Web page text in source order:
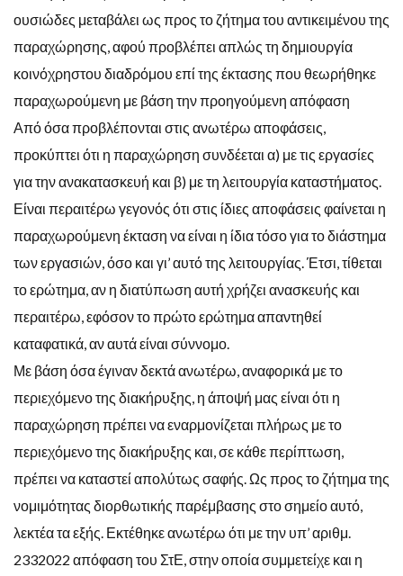
ουσιώδες μεταβάλει ως προς το ζήτημα του αντικειμένου της
παραχώρησης, αφού προβλέπει απλώς τη δημιουργία
κοινόχρηστου διαδρόμου επί της έκτασης που θεωρήθηκε
παραχωρούμενη με βάση την προηγούμενη απόφαση
Από όσα προβλέπονται στις ανωτέρω αποφάσεις,
προκύπτει ότι η παραχώρηση συνδέεται α) με τις εργασίες
για την ανακατασκευή και β) με τη λειτουργία καταστήματος.
Είναι περαιτέρω γεγονός ότι στις ίδιες αποφάσεις φαίνεται η
παραχωρούμενη έκταση να είναι η ίδια τόσο για το διάστημα
των εργασιών, όσο και γι’ αυτό της λειτουργίας. Έτσι, τίθεται
το ερώτημα, αν η διατύπωση αυτή χρήζει ανασκευής και
περαιτέρω, εφόσον το πρώτο ερώτημα απαντηθεί
καταφατικά, αν αυτά είναι σύννομο.
Με βάση όσα έγιναν δεκτά ανωτέρω, αναφορικά με το
περιεχόμενο της διακήρυξης, η άποψή μας είναι ότι η
παραχώρηση πρέπει να εναρμονίζεται πλήρως με το
περιεχόμενο της διακήρυξης και, σε κάθε περίπτωση,
πρέπει να καταστεί απολύτως σαφής. Ως προς το ζήτημα της
νομιμότητας διορθωτικής παρέμβασης στο σημείο αυτό,
λεκτέα τα εξής. Εκτέθηκε ανωτέρω ότι με την υπ’ αριθμ.
2332022 απόφαση του ΣτΕ, στην οποία συμμετείχε και η